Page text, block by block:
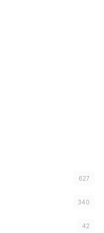
627
340
42